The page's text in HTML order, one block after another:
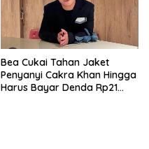
Bea Cukai Tahan Jaket
Penyanyi Cakra Khan Hingga
Harus Bayar Denda Rp21